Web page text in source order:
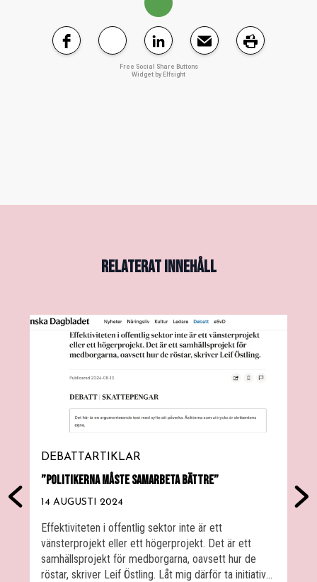
Free Social Share Buttons
Widget by Elfsight
RELATERAT INNEHÅLL
DEBATTARTIKLAR
”POLITIKERNA MÅSTE SAMARBETA BÄTTRE”
14 AUGUSTI 2024
Effektiviteten i offentlig sektor inte är ett
vänsterprojekt eller ett högerprojekt. Det är ett
samhällsprojekt för medborgarna, oavsett hur de
röstar, skriver Leif Östling. Låt mig därför ta initiativ